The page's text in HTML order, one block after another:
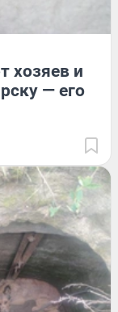
хозяев и
— его